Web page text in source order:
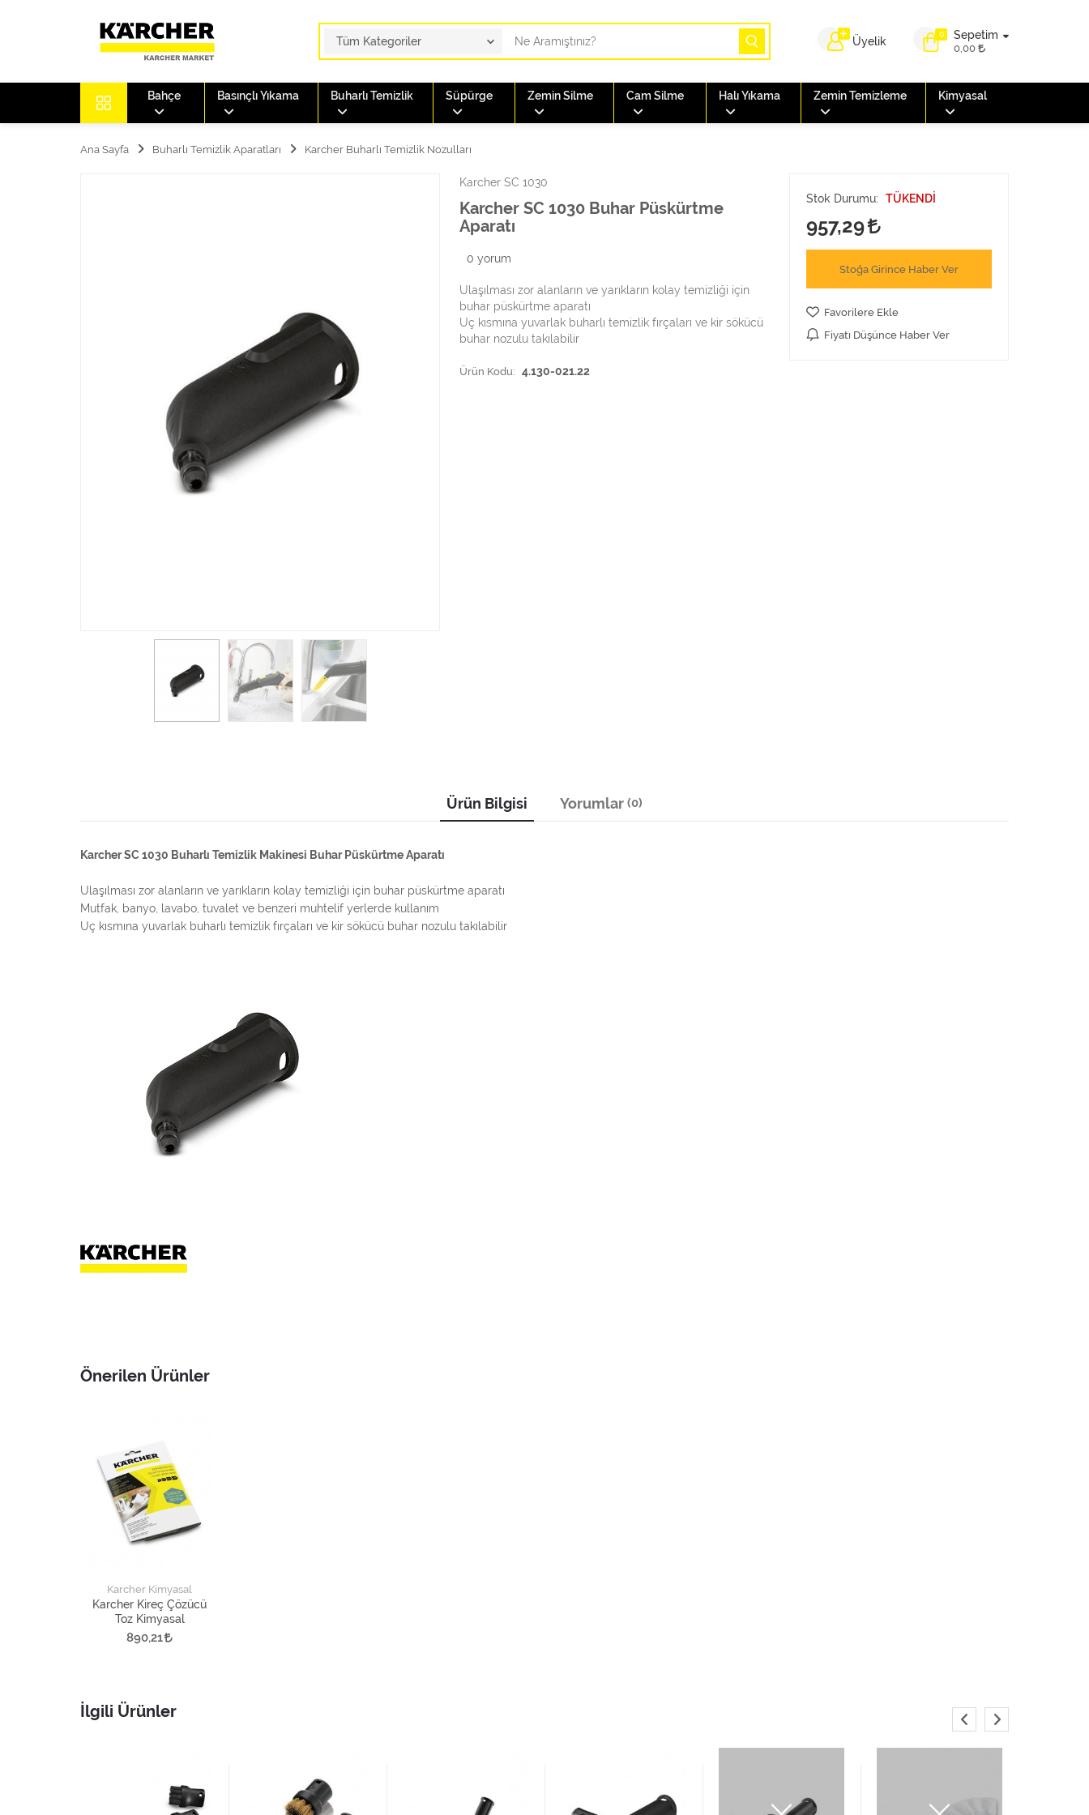
0 Sepetim
0,00
Üyelik
Bahçe Basınçlı Yıkama Buharlı Temizlik Süpürge Zemin Silme Cam Silme Halı Yıkama Zemin Temizleme Kimyasal
Ana Sayfa Buharlı Temizlik Aparatları Karcher Buharlı Temizlik Nozulları
Karcher SC 1030
Karcher SC 1030 Buhar Püskürtme
Aparatı
0 yorum
Ulaşılması zor alanların ve yarıkların kolay temizliği için
buhar püskürtme aparatı
Uç kısmına yuvarlak buharlı temizlik fırçaları ve kir sökücü
buhar nozulu takılabilir
Ürün Kodu: 4.130-021.22
Stok Durumu: TÜKENDİ
957,29
Stoğa Girince Haber Ver
Favorilere Ekle
Fiyatı Düşünce Haber Ver
Ürün Bilgisi Yorumlar (0)
Karcher SC 1030 Buharlı Temizlik Makinesi Buhar Püskürtme Aparatı
Ulaşılması zor alanların ve yarıkların kolay temizliği için buhar püskürtme aparatı
Mutfak, banyo, lavabo, tuvalet ve benzeri muhtelif yerlerde kullanım
Uç kısmına yuvarlak buharlı temizlik fırçaları ve kir sökücü buhar nozulu takılabilir
Önerilen Ürünler
Karcher Kimyasal
Karcher Kireç Çözücü
Toz Kimyasal
890,21
İlgili Ürünler